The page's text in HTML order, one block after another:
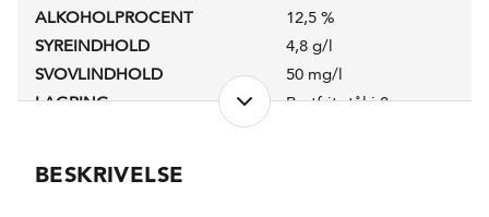
ALKOHOLPROCENT
12,5 %
SYREINDHOLD
4,8 g/l
SVOVLINDHOLD
50 mg/l
LAGRING
Rustfrit stål i 8
SERVERINGS-TEMPERATUR
BESKRIVELSE